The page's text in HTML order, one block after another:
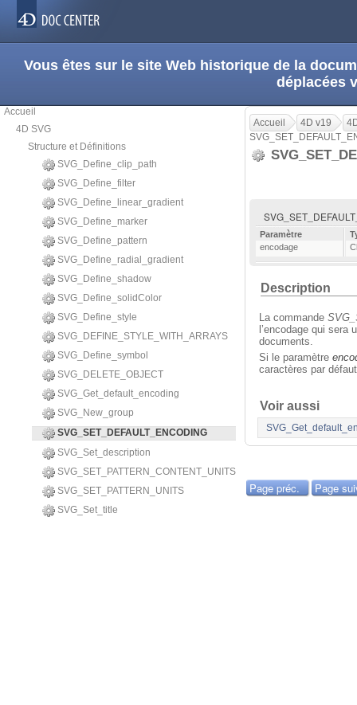
Vous êtes sur le site Web historique de la
déplacées
Accueil
4D SVG
Structure et Définitions
SVG_Define_clip_path
SVG_Define_filter
SVG_Define_linear_gradient
SVG_Define_marker
SVG_Define_pattern
SVG_Define_radial_gradient
SVG_Define_shadow
SVG_Define_solidColor
SVG_Define_style
SVG_DEFINE_STYLE_WITH_ARRAYS
SVG_Define_symbol
SVG_DELETE_OBJECT
SVG_Get_default_encoding
SVG_New_group
SVG_SET_DEFAULT_ENCODING
SVG_Set_description
SVG_SET_PATTERN_CONTENT_UNITS
SVG_SET_PATTERN_UNITS
SVG_Set_title
Accueil 4D v19
Paramètre
encodage
Description
La commande
l’encodage qui
documents.
Si le paramètre
caractères par
Voir aussi
Page préc. Page